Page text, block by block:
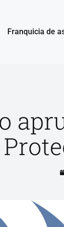
Franquicia de